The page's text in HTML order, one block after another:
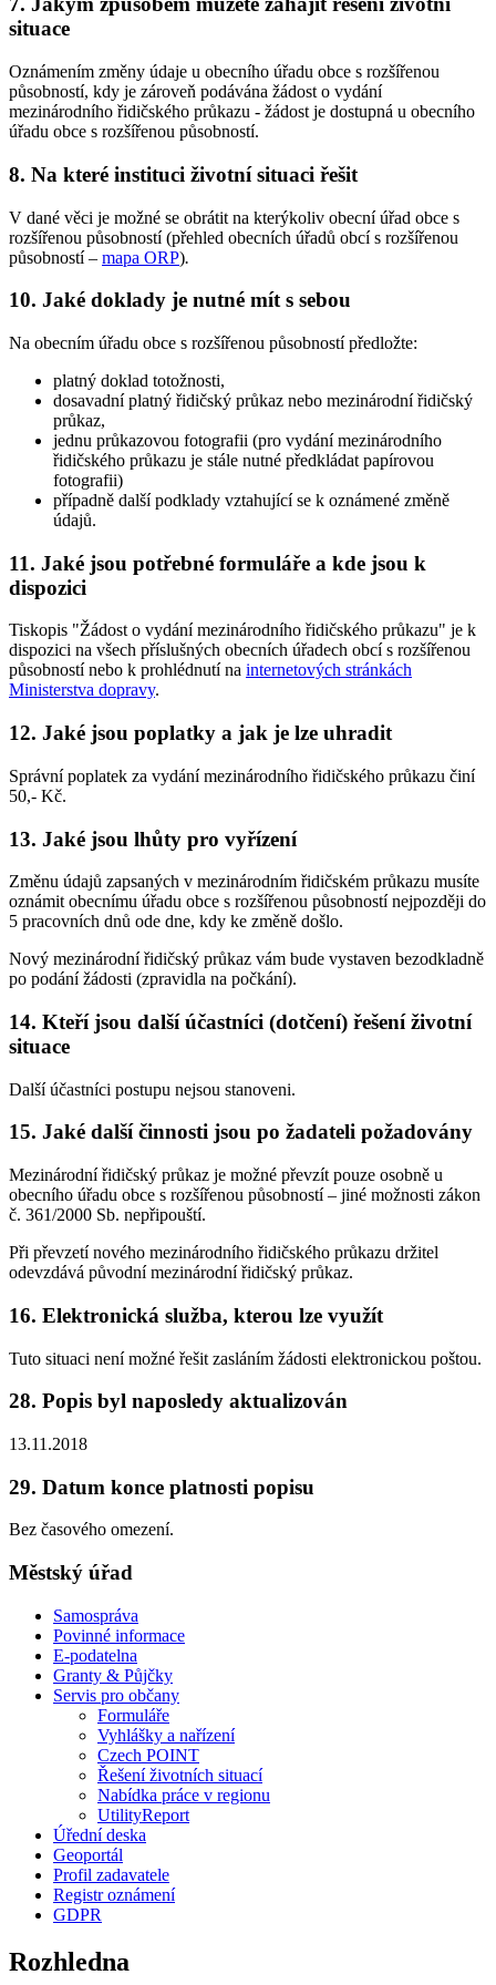
situace
Oznámením změny údaje u obecního úřadu obce s rozšířenou
působností, kdy je zároveň podávána žádost o vydání
mezinárodního řidičského průkazu - žádost je dostupná u obecního
úřadu obce s rozšířenou působností.
8. Na které instituci životní situaci řešit
V dané věci je možné se obrátit na kterýkoliv obecní úřad obce s
rozšířenou působností (přehled obecních úřadů obcí s rozšířenou
působností – mapa ORP).
10. Jaké doklady je nutné mít s sebou
Na obecním úřadu obce s rozšířenou působností předložte:
platný doklad totožnosti,
dosavadní platný řidičský průkaz nebo mezinárodní řidičský
průkaz,
jednu průkazovou fotografii (pro vydání mezinárodního
řidičského průkazu je stále nutné předkládat papírovou
fotografii)
případně další podklady vztahující se k oznámené změně
údajů.
11. Jaké jsou potřebné formuláře a kde jsou k
dispozici
Tiskopis "Žádost o vydání mezinárodního řidičského průkazu" je k
dispozici na všech příslušných obecních úřadech obcí s rozšířenou
působností nebo k prohlédnutí na internetových stránkách
Ministerstva dopravy.
12. Jaké jsou poplatky a jak je lze uhradit
Správní poplatek za vydání mezinárodního řidičského průkazu činí
50,- Kč.
13. Jaké jsou lhůty pro vyřízení
Změnu údajů zapsaných v mezinárodním řidičském průkazu musíte
oznámit obecnímu úřadu obce s rozšířenou působností nejpozději do
5 pracovních dnů ode dne, kdy ke změně došlo.
Nový mezinárodní řidičský průkaz vám bude vystaven bezodkladně
po podání žádosti (zpravidla na počkání).
14. Kteří jsou další účastníci (dotčení) řešení životní
situace
Další účastníci postupu nejsou stanoveni.
15. Jaké další činnosti jsou po žadateli požadovány
Mezinárodní řidičský průkaz je možné převzít pouze osobně u
obecního úřadu obce s rozšířenou působností – jiné možnosti zákon
č. 361/2000 Sb. nepřipouští.
Při převzetí nového mezinárodního řidičského průkazu držitel
odevzdává původní mezinárodní řidičský průkaz.
16. Elektronická služba, kterou lze využít
Tuto situaci není možné řešit zasláním žádosti elektronickou poštou.
28. Popis byl naposledy aktualizován
13.11.2018
29. Datum konce platnosti popisu
Bez časového omezení.
Městský úřad
Samospráva
Povinné informace
E-podatelna
Granty & Půjčky
Servis pro občany
Formuláře
Vyhlášky a nařízení
Czech POINT
Řešení životních situací
Nabídka práce v regionu
UtilityReport
Úřední deska
Geoportál
Profil zadavatele
Registr oznámení
GDPR
Rozhledna